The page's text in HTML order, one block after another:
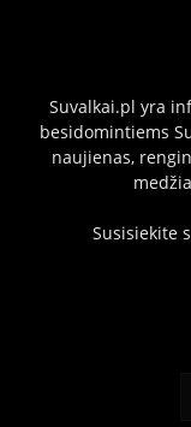
Suvalkai.pl yra
besidomintiems
naujienas,
Susisiekite